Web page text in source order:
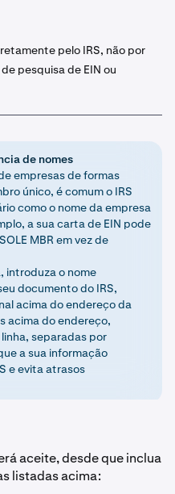
pelo IRS, não por
pesquisa de EIN ou
de nomes
empresas de formas
único, é comum o IRS
como o nome da empresa
a sua carta de EIN pode
MBR em vez de
introduza o nome
documento do IRS,
acima do endereço da
acima do endereço,
separadas por
a sua informação
e evita atrasos
aceite, desde que inclua
listadas acima: